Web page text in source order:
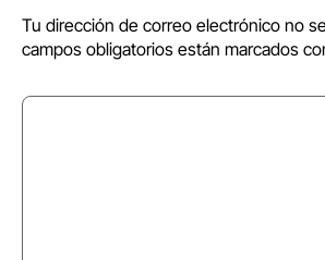
Tu dirección de correo electrónico no
campos obligatorios están marcados